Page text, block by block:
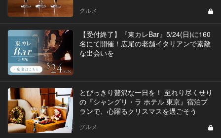
グルメ
【受付終了】『東カレBar』5/24(日)に160
名にて開催！広尾の老舗イタリアンで素敵
な出会いを
とびっきり贅沢な一日を！ 至れり尽くせり
の『シャングリ・ラ ホテル 東京』宿泊プ
ランで、心躍るクリスマスを過ごそう
グルメ